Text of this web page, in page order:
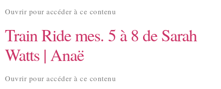
Ouvrir pour accéder à ce contenu
Train Ride mes. 5 à 8 de Sarah
Watts | Anaë
Ouvrir pour accéder à ce contenu